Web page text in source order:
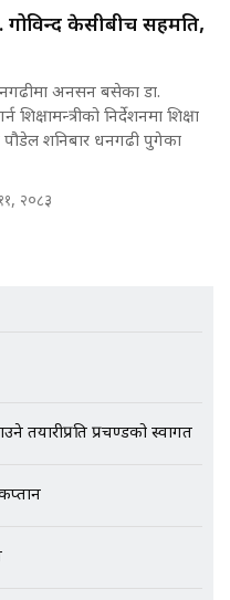
रञ्जिता || SIDHAKURA
डिल गरेको अडियो ! दुई झोला
घुस | SIDHAKURA |
INVESTIGATION |
र म्यासेज, गृह मन्त्रालय
गृह मन्त्रालयकै सेटिङः१
गोविन्द केसीबीच सहमति,
अनसन बसेका डा.
शिक्षामन्त्रीको निर्देशनमा शिक्षा
शनिबार धनगढी पुगेका
२०८३
तयारीप्रति प्रचण्डको स्वागत